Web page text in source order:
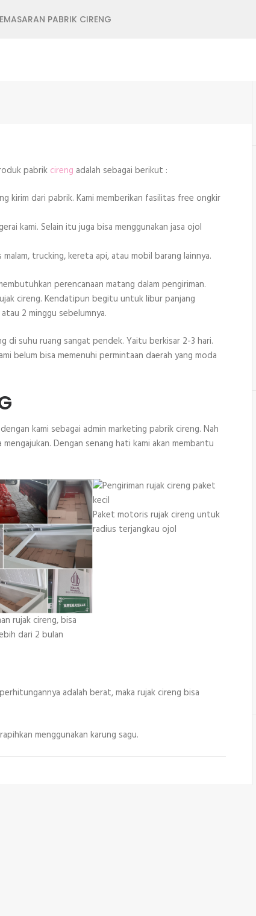
PABRIK CIRENG
pabrik cireng adalah sebagai berikut :
kirim dari pabrik. Kami memberikan fasilitas free ongkir
kami. Selain itu juga bisa menggunakan jasa ojol
trucking, kereta api, atau mobil barang lainnya.
perencanaan matang dalam pengiriman.
cireng. Kendatipun begitu untuk libur panjang
2 minggu sebelumnya.
di suhu ruang sangat pendek. Yaitu berkisar 2-3 hari.
belum bisa memenuhi permintaan daerah yang moda
kami sebagai admin marketing pabrik cireng. Nah
Dengan senang hati kami akan membantu
rujak cireng, bisa
dari 2 bulan
Paket motoris rujak cireng untuk
radius terjangkau ojol
adalah berat, maka rujak cireng bisa
menggunakan karung sagu.